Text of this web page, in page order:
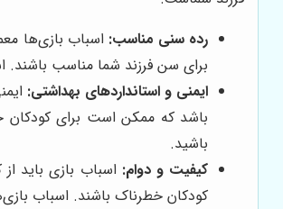
رده سنی مناسب: اسباب بازی‌ها
برای سن فرزند شما مناسب باشند.
ایمنی و استانداردهای بهداشتی:
باشید.
کیفیت و دوام: اسباب بازی باید
کودکان خطرناک باشند. اسباب